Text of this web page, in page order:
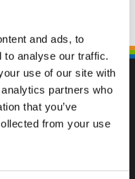
and ads, to
to analyse our traffic.
use of our site with
partners who
that you’ve
from your use